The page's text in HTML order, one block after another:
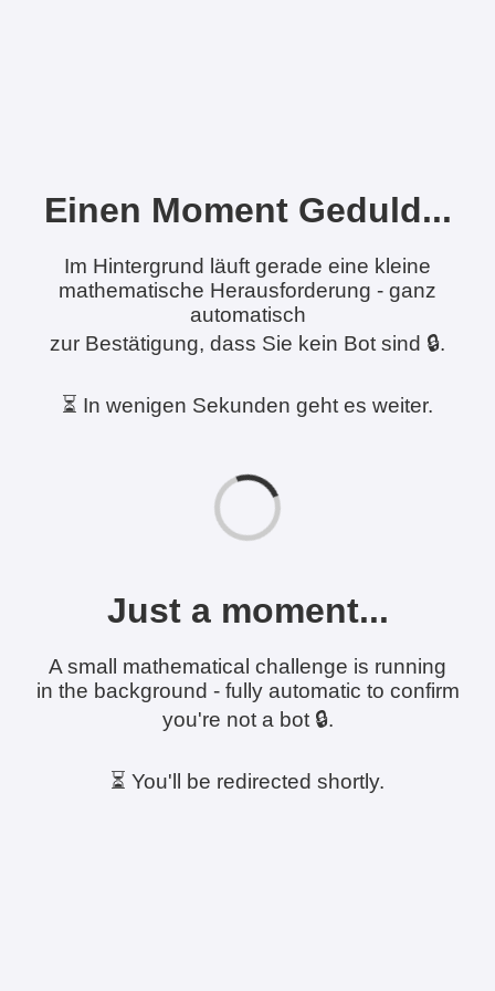
Einen Moment Geduld...
Im Hintergrund läuft gerade eine kleine
mathematische Herausforderung - ganz
automatisch
zur Bestätigung, dass Sie kein Bot sind 🔒.
⏳ In wenigen Sekunden geht es weiter.
Just a moment...
A small mathematical challenge is running
in the background - fully automatic to confirm
you're not a bot 🔒.
⏳ You'll be redirected shortly.